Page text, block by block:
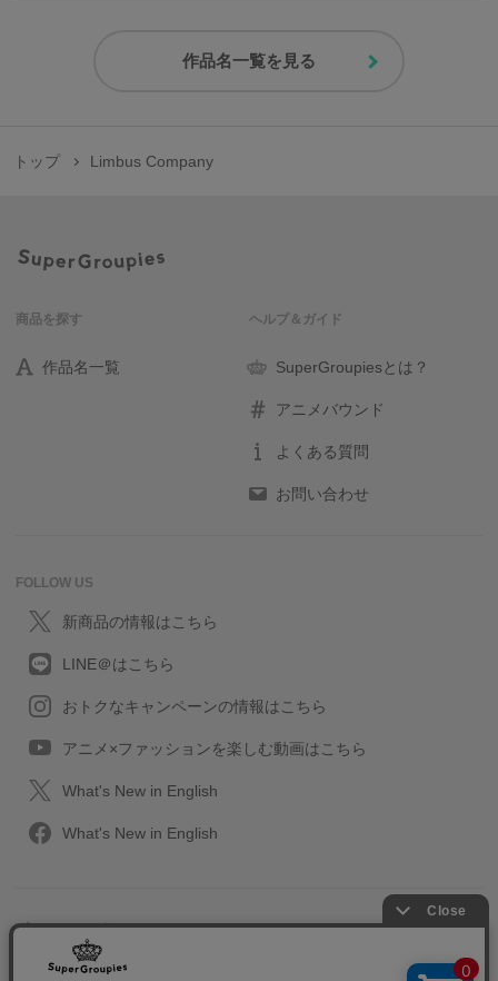
作品名一覧を見る
トップ Limbus Company
商品を探す
作品名一覧
ヘルプ＆ガイド
SuperGroupiesとは？
アニメバウンド
よくある質問
お問い合わせ
FOLLOW US
新商品の情報はこちら
LINE＠はこちら
おトクなキャンペーンの情報はこちら
アニメ×ファッションを楽しむ動画はこちら
What's New in English
What's New in English
プライバシーポリシー